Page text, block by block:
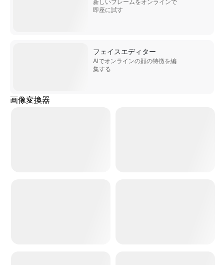
新しいフレームをオンラインで
即座に試す
フェイスエディター
AIでオンラインの顔の特徴を編
集する
画像変換器